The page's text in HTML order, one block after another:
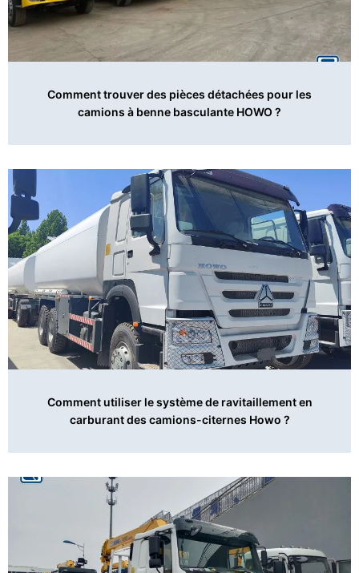
Comment trouver des pièces détachées pour les
camions à benne basculante HOWO ?
Comment utiliser le système de ravitaillement en
carburant des camions-citernes Howo ?